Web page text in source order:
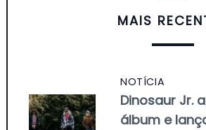
MAIS
NOTÍCIA
Dinosaur Jr.
álbum e